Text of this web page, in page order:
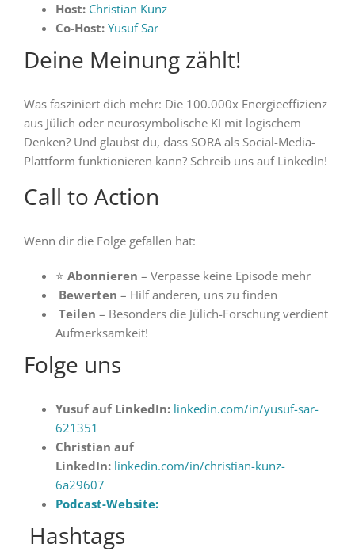
Host: Christian Kunz
Co-Host: Yusuf Sar
Deine Meinung zählt!
Was fasziniert dich mehr: Die 100.000x Energieeffizienz
aus Jülich oder neurosymbolische KI mit logischem
Denken? Und glaubst du, dass SORA als Social-Media-
Plattform funktionieren kann? Schreib uns auf LinkedIn!
Call to Action
Wenn dir die Folge gefallen hat:
⭐ Abonnieren – Verpasse keine Episode mehr
Bewerten – Hilf anderen, uns zu finden
Teilen – Besonders die Jülich-Forschung verdient
Aufmerksamkeit!
Folge uns
Yusuf auf LinkedIn: linkedin.com/in/yusuf-sar-
621351
Christian auf
LinkedIn: linkedin.com/in/christian-kunz-
6a29607
Podcast-Website:
️ Hashtags